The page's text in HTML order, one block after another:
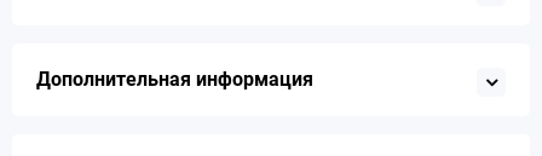
Дополнительная информация